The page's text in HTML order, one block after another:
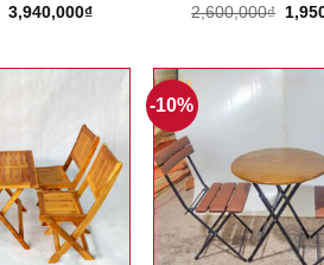
Giá
3,940,000₫Giá
3,940,000₫.
2,600,000₫ Giá
-10%